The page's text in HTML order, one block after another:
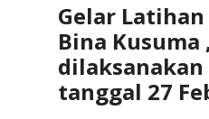
Gelar Latihan
Bina Kusuma
tanggal 27